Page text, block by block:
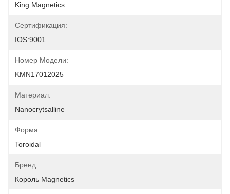
King Magnetics
Сертификация:
IOS:9001
Номер Модели:
KMN17012025
Материал:
Nanocrytsalline
Форма:
Toroidal
Бренд:
Король Magnetics